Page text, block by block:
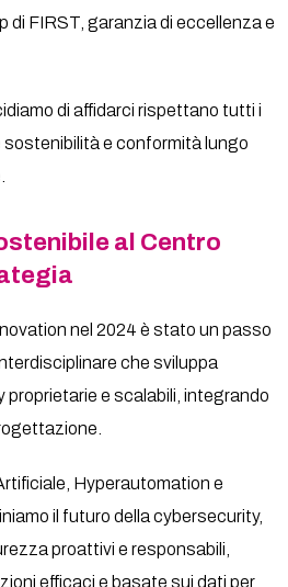
di FIRST, garanzia di eccellenza e
di affidarci rispettano tutti i
sostenibilità e conformità lungo
al Centro
nel 2024 è stato un passo
che sviluppa
proprietarie e scalabili, integrando
Hyperautomation e
il futuro della cybersecurity,
proattivi e responsabili,
efficaci e basate sui dati per